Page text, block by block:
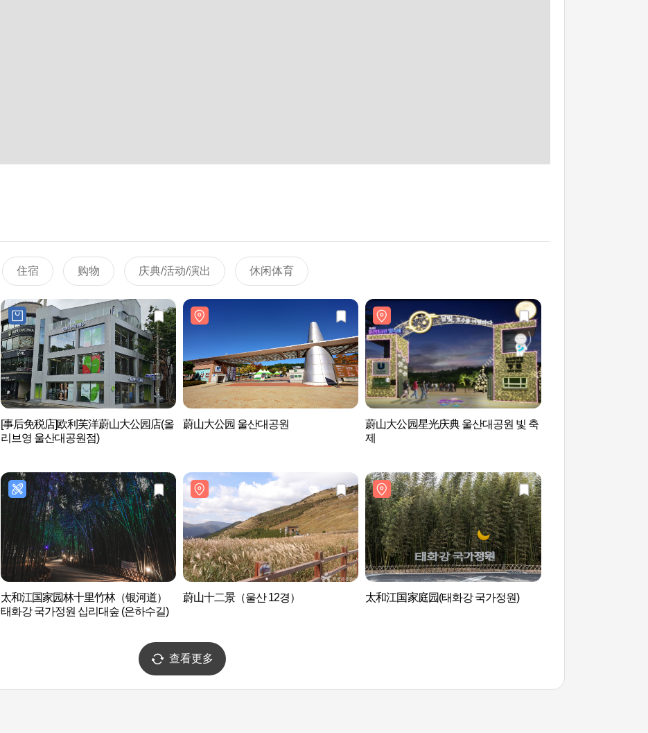
住宿 购物 庆典/活动/演出 休闲体育
[事后免税店]欧利芙洋蔚山大公园店(올
리브영 울산대공원점)
蔚山大公园 울산대공원
蔚山大公园星光庆典 울산대공원 빛 축
제
太和江国家园林十里竹林（银河道）
태화강 국가정원 십리대숲 (은하수길)
蔚山十二景（울산 12경） 太和江国家庭园(태화강 국가정원)
查看更多